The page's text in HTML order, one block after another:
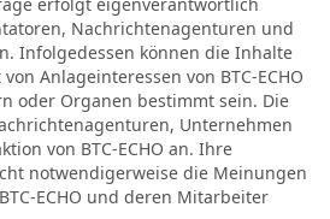
Nachrichtenagenturen und
Infolgedessen können die Inhalte
Anlageinteressen von BTC-ECHO
oder Organen bestimmt sein. Die
Unternehmen
von BTC-ECHO an. Ihre
notwendigerweise die Meinungen
ECHO und deren Mitarbeiter